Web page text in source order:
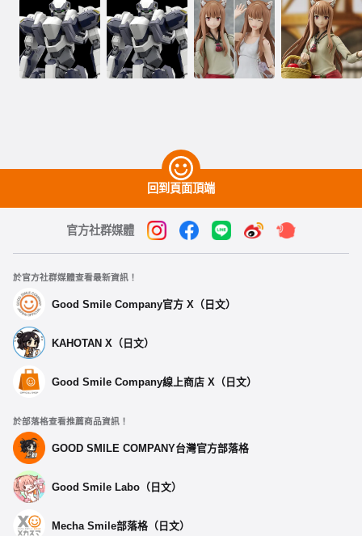
回到頁面頂端
官方社群媒體
於官方社群媒體查看最新資訊！
Good Smile Company官方 X（日文）
KAHOTAN X（日文）
Good Smile Company線上商店 X（日文）
於部落格查看推薦商品資訊！
GOOD SMILE COMPANY台灣官方部落格
Good Smile Labo（日文）
Mecha Smile部落格（日文）